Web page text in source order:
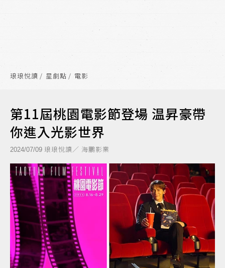
琅琅悅讀 星劇點 電影
第11屆桃園電影節登場 温昇豪帶
你進入光影世界
2024/07/09 琅琅悅讀／ 海鵬影業